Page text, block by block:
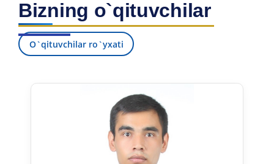
Bizning o`qituvchilar
O`qituvchilar ro`yxati
7. Call-center (4) 8. Bakalavriat kvotasi (3)
9. Magistratura kvotasi (4) ✉️ Adminga yozish